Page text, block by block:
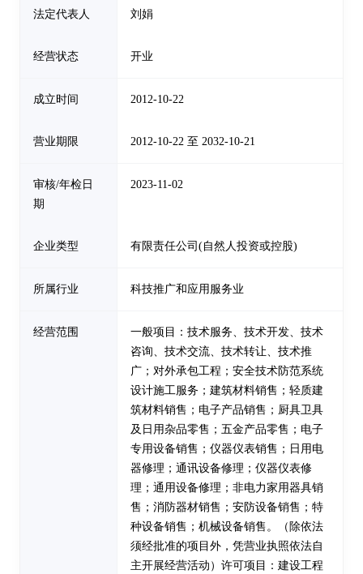
法定代表人 刘娟
经营状态 开业
成立时间 2012-10-22
营业期限 2012-10-22 至 2032-10-21
审核/年检日
期
2023-11-02
企业类型 有限责任公司(自然人投资或控股)
所属行业 科技推广和应用服务业
经营范围
一般项目：技术服务、技术开发、技术
咨询、技术交流、技术转让、技术推
广；对外承包工程；安全技术防范系统
设计施工服务；建筑材料销售；轻质建
筑材料销售；电子产品销售；厨具卫具
及日用杂品零售；五金产品零售；电子
专用设备销售；仪器仪表销售；日用电
器修理；通讯设备修理；仪器仪表修
理；通用设备修理；非电力家用器具销
售；消防器材销售；安防设备销售；特
种设备销售；机械设备销售。（除依法
须经批准的项目外，凭营业执照依法自
主开展经营活动）许可项目：建设工程